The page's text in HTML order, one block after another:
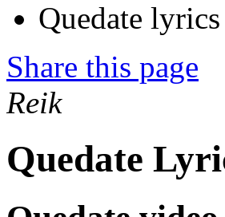
Quedate lyrics
Share this page
Reik
Quedate